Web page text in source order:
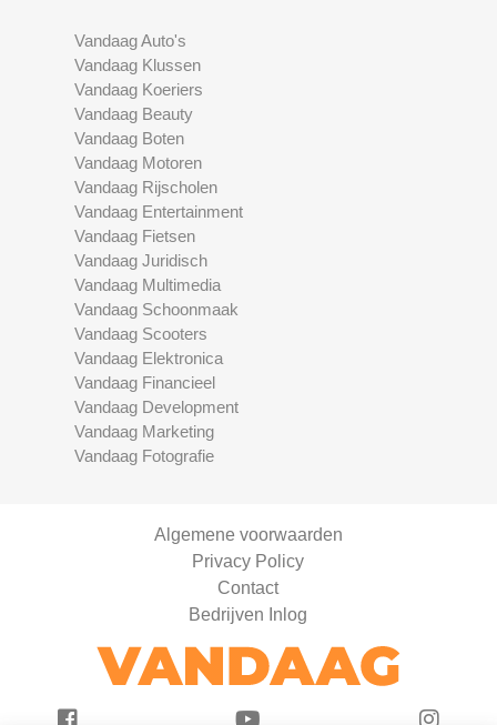
Vandaag Auto's
Vandaag Klussen
Vandaag Koeriers
Vandaag Beauty
Vandaag Boten
Vandaag Motoren
Vandaag Rijscholen
Vandaag Entertainment
Vandaag Fietsen
Vandaag Juridisch
Vandaag Multimedia
Vandaag Schoonmaak
Vandaag Scooters
Vandaag Elektronica
Vandaag Financieel
Vandaag Development
Vandaag Marketing
Vandaag Fotografie
Algemene voorwaarden
Privacy Policy
Contact
Bedrijven Inlog